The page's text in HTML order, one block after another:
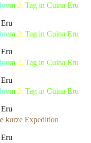
hrem 2. Tag in Cuina Eru
hrem 2. Tag in Cuina Eru
hrem 2. Tag in Cuina Eru
hrem 2. Tag in Cuina Eru
e kurze Expedition